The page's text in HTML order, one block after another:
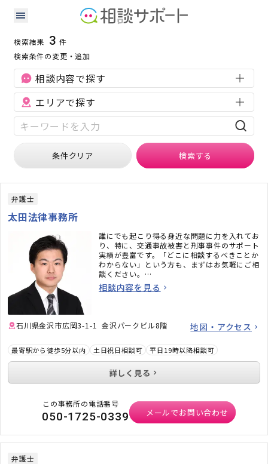
石川県の交通事故に強い専門家の検索結果
交通事故
検索結果 3 件
検索条件の変更・追加
相談内容で探す
エリアで探す
条件クリア 検索する
弁護士
太田法律事務所
誰にでも起こり得る身近な問題に力を入れてお
り、特に、交通事故被害と刑事事件のサポート
実績が豊富です。「どこに相談するべきことか
わからない」という方も、まずはお気軽にご相
談ください。
個人事務所の利点を生かして、柔軟にスピード
感を持ってサポートいたします。
相談内容を見る
石川県金沢市広岡3-1-1 金沢パークビル8階 地図・アクセス
最寄駅から徒歩5分以内 土日祝日相談可 平日19時以降相談可
詳しく見る
この事務所の電話番号
050-1725-0339 メールでお問い合わせ
弁護士